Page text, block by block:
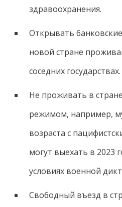
здравоохранения.
Открывать
новой стране
соседних государствах.
Не проживать в
режимом, например,
возраста с
могут выехать в 2023
условиях военной
Свободный въезд в